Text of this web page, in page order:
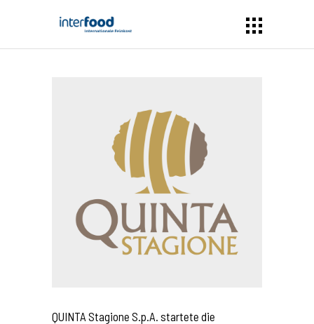
QUINTA Stagione S.p.A. startete die